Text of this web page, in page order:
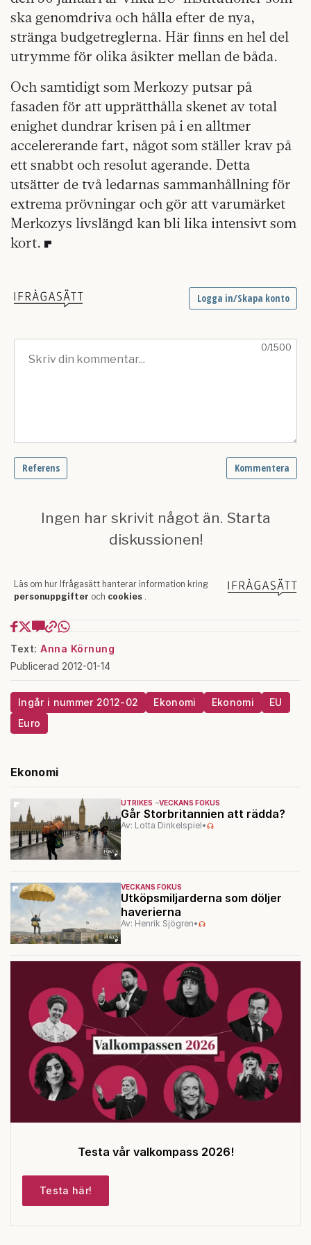
ska genomdriva och hålla efter de nya,
stränga budgetreglerna. Här finns en hel del
utrymme för olika åsikter mellan de båda.
Och samtidigt som Merkozy putsar på
fasaden för att upprätthålla skenet av total
enighet dundrar krisen på i en alltmer
accelererande fart, något som ställer krav på
ett snabbt och resolut agerande. Detta
utsätter de två ledarnas sammanhållning för
extrema prövningar och gör att varumärket
Merkozys livslängd kan bli lika intensivt som
kort.
Text: Anna Körnung
Publicerad 2012-01-14
Ingår i nummer 2012-02 Ekonomi Ekonomi
EU
Euro
Ekonomi
UTRIKES VECKANS FOKUS
Går Storbritannien att rädda?
Av: Lotta Dinkelspiel•
VECKANS FOKUS
Utköpsmiljarderna som döljer
haverierna
Av: Henrik Sjögren•
Testa vår valkompass 2026!
Testa här!